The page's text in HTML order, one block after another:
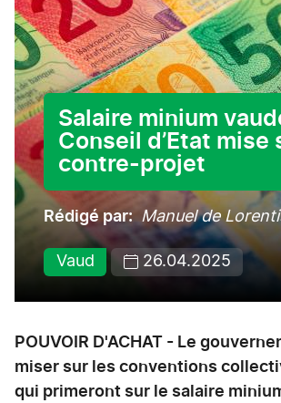
Salaire minium
Conseil d’Etat mise
contre-projet
Rédigé par Manuel de
Vaud 26.04.2025
POUVOIR D'ACHAT - Le
miser sur les conventions
qui primeront sur le salaire